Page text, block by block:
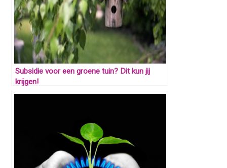
Subsidie voor een groene tuin? Dit kun jij
krijgen!